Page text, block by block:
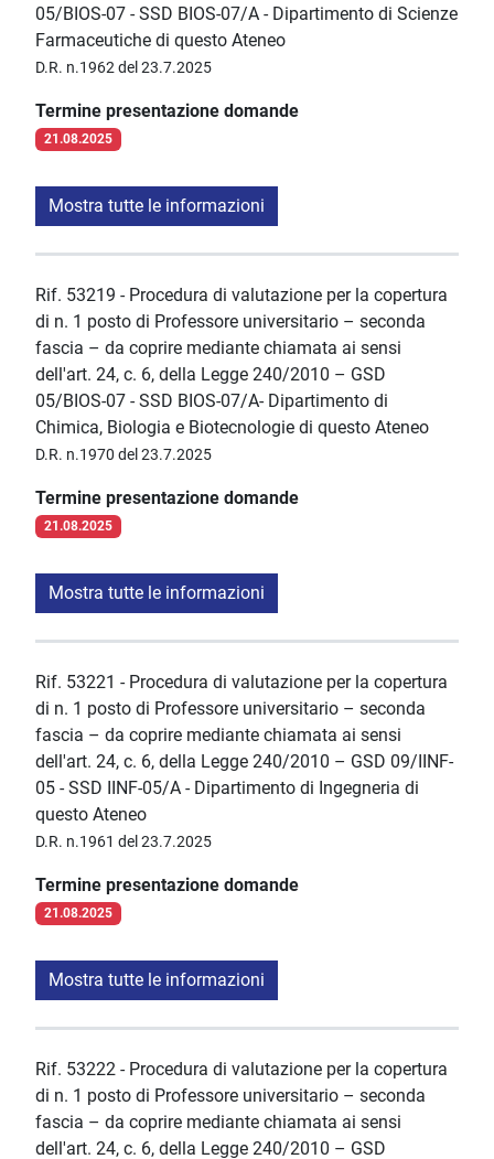
05/BIOS-07 - SSD BIOS-07/A - Dipartimento di Scienze
Farmaceutiche di questo Ateneo
D.R. n.1962 del 23.7.2025
Termine presentazione domande
21.08.2025
Mostra tutte le informazioni
Rif. 53219 - Procedura di valutazione per la copertura
di n. 1 posto di Professore universitario – seconda
fascia – da coprire mediante chiamata ai sensi
dell'art. 24, c. 6, della Legge 240/2010 – GSD
05/BIOS-07 - SSD BIOS-07/A- Dipartimento di
Chimica, Biologia e Biotecnologie di questo Ateneo
D.R. n.1970 del 23.7.2025
Termine presentazione domande
21.08.2025
Mostra tutte le informazioni
Rif. 53221 - Procedura di valutazione per la copertura
di n. 1 posto di Professore universitario – seconda
fascia – da coprire mediante chiamata ai sensi
dell'art. 24, c. 6, della Legge 240/2010 – GSD 09/IINF-
05 - SSD IINF-05/A - Dipartimento di Ingegneria di
questo Ateneo
D.R. n.1961 del 23.7.2025
Termine presentazione domande
21.08.2025
Mostra tutte le informazioni
Rif. 53222 - Procedura di valutazione per la copertura
di n. 1 posto di Professore universitario – seconda
fascia – da coprire mediante chiamata ai sensi
dell'art. 24, c. 6, della Legge 240/2010 – GSD